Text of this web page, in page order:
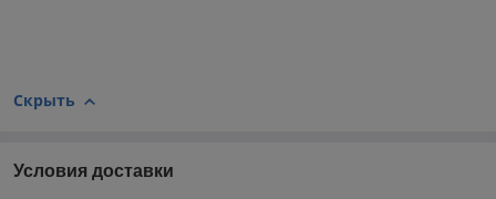
Скрыть
Условия доставки